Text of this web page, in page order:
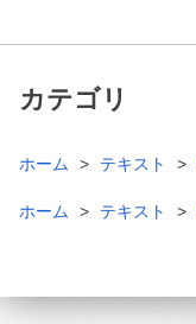
カテゴリ
ホーム テキスト
ホーム テキスト